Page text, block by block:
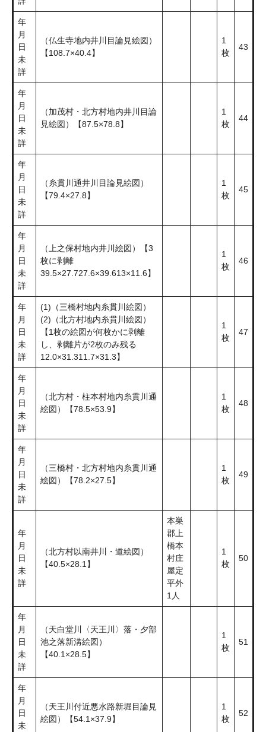
年
月
日
未
詳
（仏生寺地内井川目論見絵図）
【108.7×40.4】
1
枚
43
年
月
日
未
詳
（加茂村・北方村地内井川目論
見絵図）【87.5×78.8】
1
枚
44
年
月
日
未
詳
（糸貫川通井川目論見絵図）
【79.4×27.8】
1
枚
45
年
月
日
未
詳
（上之保村地内井川絵図）【3
枚に剥離
39.5×27.727.6×39.613×11.6】
1
枚
46
年
月
日
未
詳
(1)（三橋村地内糸貫川絵図）
(2)（北方村地内糸貫川絵図）
【1枚の絵図が何枚かに剥離
し、剥離片が2枚のみ残る
12.0×31.311.7×31.3】
1
枚
47
年
月
日
未
詳
（北方村・柱本村地内糸貫川通
絵図）【78.5×53.9】
1
枚
48
年
月
日
未
詳
（三橋村・北方村地内糸貫川通
絵図）【78.2×27.5】
1
枚
49
年
月
日
未
詳
（北方村以南井川・道絵図）
【40.5×28.1】
本巣
郡上
橋本
村庄
屋定
平外
1人
1
枚
50
年
月
日
未
詳
（天白堂川〈天王川〉落・夕部
池之落新溝絵図）
【40.1×28.5】
1
枚
51
年
月
日
未
（天王川付近悪水路新堀目論見
絵図）【54.1×37.9】
1
枚
52